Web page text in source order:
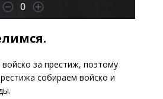
за престиж, поэтому
собираем войско и